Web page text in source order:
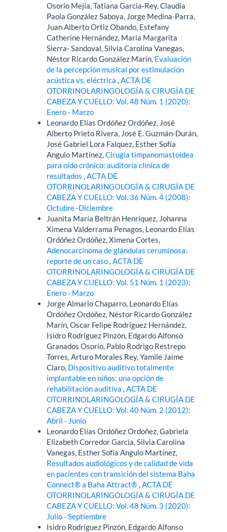
Osorio Mejía, Tatiana Garcia-Rey, Claudia
Paola González Saboya, Jorge Medina-Parra,
Juan Alberto Ortiz Obando, Estefany
Catherine Hernández, María Margarita
Sierra- Sandoval, Silvia Carolina Vanegas,
Néstor Ricardo González Marín, Evaluación
de la percepción musical por estimulación
acústica vs. eléctrica
ACTA DE
OTORRINOLARINGOLOGÍA & CIRUGÍA DE
CABEZA Y CUELLO: Vol. 48 Núm. 1 (2020):
Enero - Marzo
Leonardo Elías Ordóñez Ordóñez, José
Alberto Prieto Rivera, José E. Guzmán-Durán,
José Gabriel Lora Falquez, Esther Sofía
Angulo Martínez,Cirugía timpanomastoidea
para oído crónico: auditoría clínica de
resultados
ACTA DE
OTORRINOLARINGOLOGÍA & CIRUGÍA DE
CABEZA Y CUELLO: Vol. 36 Núm. 4 (2008):
Octubre -Diciembre
Juanita María Beltrán Henríquez, Johanna
Ximena Valderrama Penagos, Leonardo Elías
Ordóñez Ordóñez, Ximena Cortes,
Adenocarcinoma de glándulas ceruminosa:
reporte de un caso ACTA DE
OTORRINOLARINGOLOGÍA & CIRUGÍA DE
CABEZA Y CUELLO: Vol. 51 Núm. 1 (2023):
Enero - Marzo
Jorge Almario Chaparro, Leonardo Elías
Ordóñez Ordóñez, Néstor Ricardo González
Marín, Oscar Felipe Rodríguez Hernández,
Isidro Rodríguez Pinzón, Edgardo Alfonso
Granados Osorio, Pablo Rodrigo Restrepo
Torres, Arturo Morales Rey, Yamile Jaime
Claro, Dispositivo auditivo totalmente
implantable en niños: una opción de
rehabilitación auditiva
ACTA DE
OTORRINOLARINGOLOGÍA & CIRUGÍA DE
CABEZA Y CUELLO: Vol. 40 Núm. 2 (2012):
Abril - Junio
Leonardo Elías Ordóñez Ordoñez, Gabriela
Elizabeth Corredor García, Silvia Carolina
Vanegas, Esther Sofía Angulo Martínez,
Resultados audiológicos y de calidad de vida
en pacientes con transición del sistema Baha
Connect® a Baha Attract® ACTA DE
OTORRINOLARINGOLOGÍA & CIRUGÍA DE
CABEZA Y CUELLO: Vol. 48 Núm. 3 (2020):
Julio - Septiembre
Isidro Rodríguez Pinzón, Edgardo Alfonso